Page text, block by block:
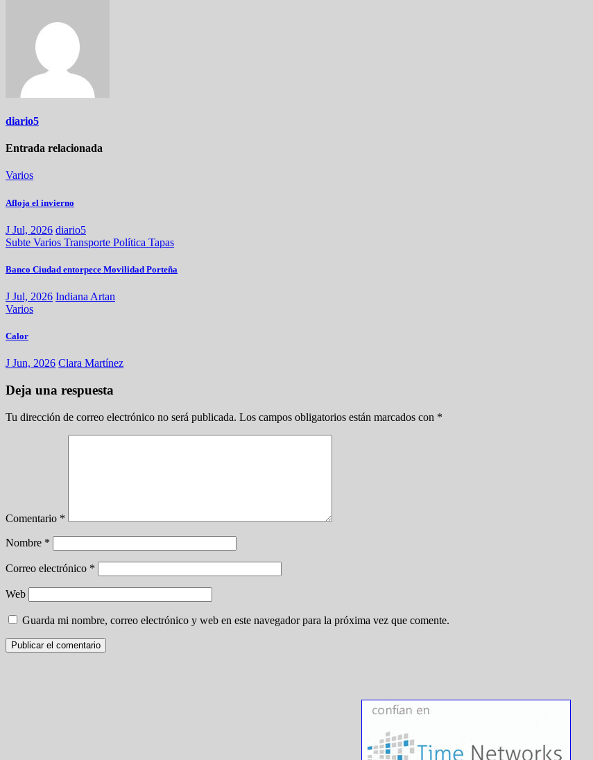
diario5
Entrada relacionada
Varios
Afloja el invierno
J Jul, 2026 diario5
Subte Varios Transporte Política Tapas
Banco Ciudad entorpece Movilidad Porteña
J Jul, 2026 Indiana Artan
Varios
Calor
J Jun, 2026 Clara Martínez
Deja una respuesta
Tu dirección de correo electrónico no será publicada. Los campos obligatorios están marcados con *
Comentario *
Nombre *
Correo electrónico *
Web
Guarda mi nombre, correo electrónico y web en este navegador para la próxima vez que comente.